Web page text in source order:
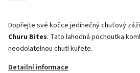
Dopřejte své kočce jedinečný chuťový
Churu Bites. Tato lahodná pochoutka
neodolatelnou chutí kuřete.
Detailní informace